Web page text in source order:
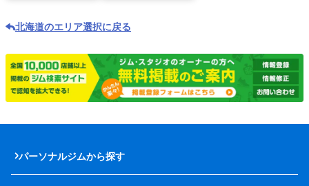
北海道のエリア選択に戻る
パーソナルジムから探す